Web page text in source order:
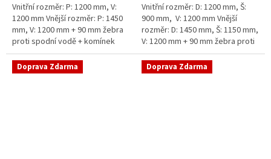
Vnitřní rozměr: P: 1200 mm, V:
1200 mm Vnější rozměr: P: 1450
mm, V: 1200 mm + 90 mm žebra
proti spodní vodě + komínek
Dvouplášťová vodoměrná šachta
- vhodná do míst...
Vnitřní rozměr: D: 1200 mm, Š:
900 mm, V: 1200 mm Vnější
rozměr: D: 1450 mm, Š: 1150 mm,
V: 1200 mm + 90 mm žebra proti
spodní vodě + komínek
Dvouplášťová...
Doprava Zdarma Doprava Zdarma